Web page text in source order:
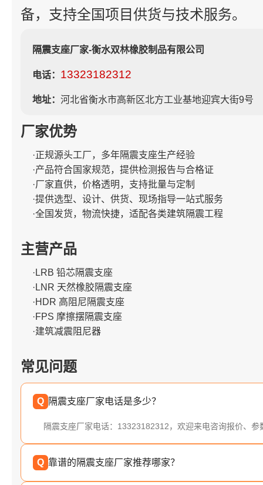
备，支持全国项目供货与技术服务。
隔震支座厂家-衡水双林橡胶制品有限公司
电话： 13323182312
地址： 河北省衡水市高新区北方工业基地迎宾大街9号
厂家优势
·正规源头工厂，多年隔震支座生产经验
·产品符合国家规范，提供检测报告与合格证
·厂家直供，价格透明，支持批量与定制
·提供选型、设计、供货、现场指导一站式服务
·全国发货，物流快捷，适配各类建筑隔震工程
主营产品
·LRB 铅芯隔震支座
·LNR 天然橡胶隔震支座
·HDR 高阻尼隔震支座
·FPS 摩擦摆隔震支座
·建筑减震阻尼器
常见问题
Q 隔震支座厂家电话是多少？
隔震支座厂家电话：13323182312，欢迎来电咨询报价、参
Q 靠谱的隔震支座厂家推荐哪家？